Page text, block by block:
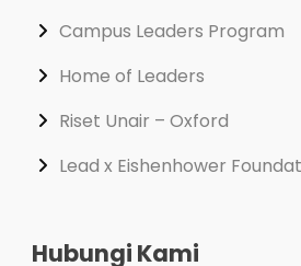
Campus Leaders Program
Home of Leaders
Riset Unair – Oxford
Lead x Eishenhower
Hubungi Kami